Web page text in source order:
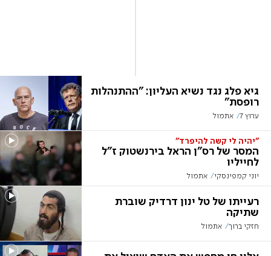
גיא פלג נגד נשיא העליון: "ההתנהלות
רופסת"
ערוץ 7 אתמול
"יהיה לי קשה להיפרד"
המסר של רס"ן הראל בירנשטוק ז"ל
לחייליו
יוני קמפינסקי אתמול
רעייתו של טל ינון דרדיק שוברת
שתיקה
חזקי ברוך אתמול